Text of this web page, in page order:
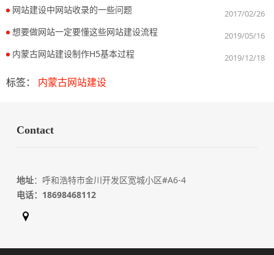
2017/02/26
网站建设中网站收录的一些问题
2019/05/16
想要做网站一定要懂这些网站建设流程
2019/12/18
内蒙古网站建设制作H5基本过程
标签： 内蒙古网站建设
Contact
地址：呼和浩特市金川开发区宽城小区#A6-4
电话： 18698468112